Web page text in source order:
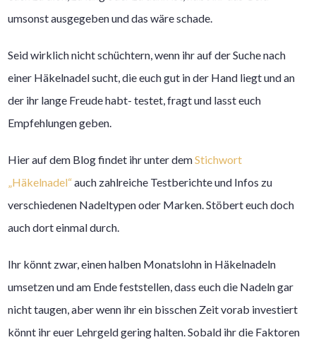
umsonst ausgegeben und das wäre schade.
Seid wirklich nicht schüchtern, wenn ihr auf der Suche nach
einer Häkelnadel sucht, die euch gut in der Hand liegt und an
der ihr lange Freude habt- testet, fragt und lasst euch
Empfehlungen geben.
Hier auf dem Blog findet ihr unter demStichwort
„Häkelnadel“auch zahlreiche Testberichte und Infos zu
verschiedenen Nadeltypen oder Marken. Stöbert euch doch
auch dort einmal durch.
Ihr könnt zwar, einen halben Monatslohn in Häkelnadeln
umsetzen und am Ende feststellen, dass euch die Nadeln gar
nicht taugen, aber wenn ihr ein bisschen Zeit vorab investiert
könnt ihr euer Lehrgeld gering halten. Sobald ihr die Faktoren